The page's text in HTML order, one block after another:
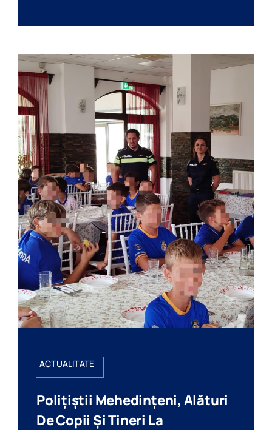
ACTUALITATE
Polițiștii Mehedințeni, Alături
De Copii Și Tineri La